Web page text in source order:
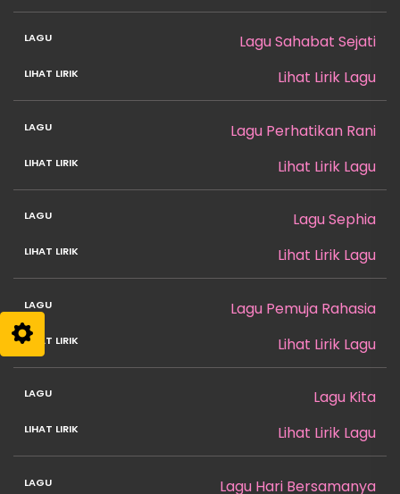
Lagu Sahabat Sejati
Lihat Lirik Lagu
Lagu Perhatikan Rani
Lihat Lirik Lagu
Lagu Sephia
Lihat Lirik Lagu
Lagu Pemuja Rahasia
Lihat Lirik Lagu
Lagu Kita
Lihat Lirik Lagu
Lagu Hari Bersamanya